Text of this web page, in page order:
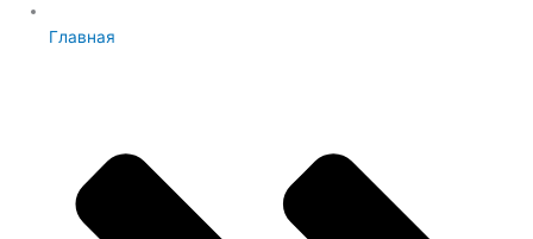
Главная